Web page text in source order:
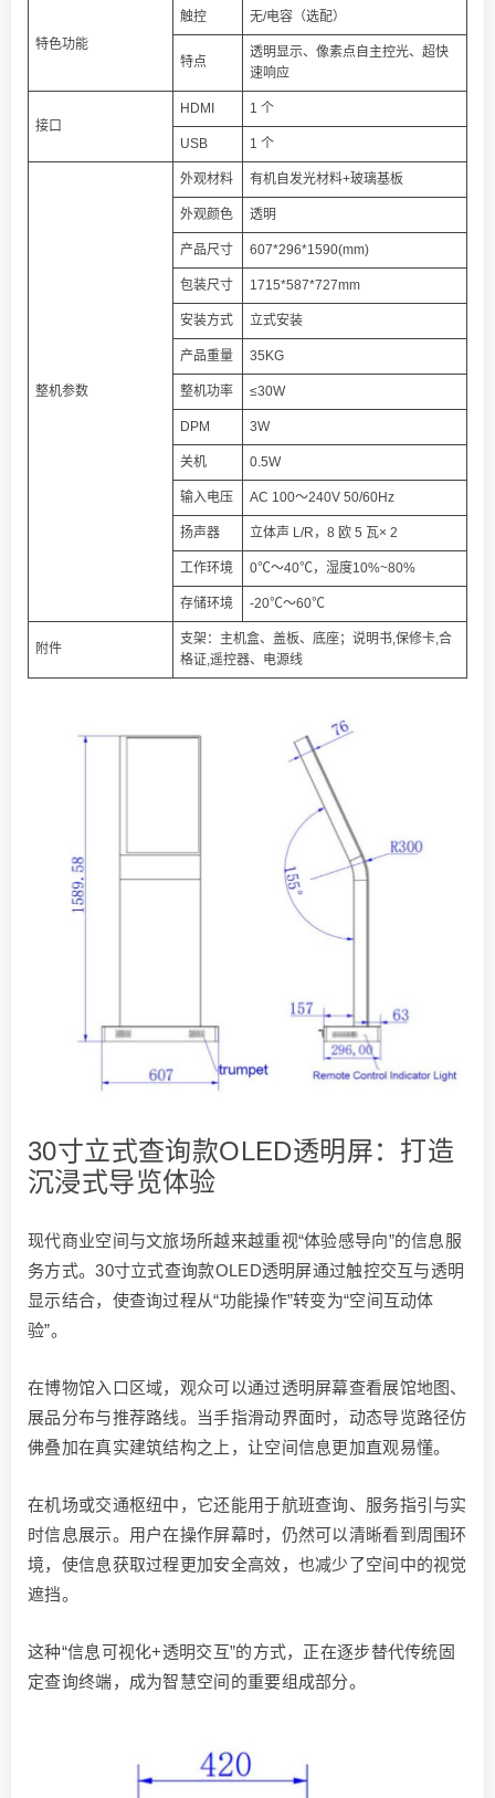
特色功能
触控 无/电容（选配）
特点
透明显示、像素点自主控光、超快
速响应
接口
HDMI 1 个
USB 1 个
整机参数
外观材料 有机自发光材料+玻璃基板
外观颜色 透明
产品尺寸 607*296*1590(mm)
包装尺寸 1715*587*727mm
安装方式 立式安装
产品重量 35KG
整机功率 ≤30W
DPM 3W
关机 0.5W
输入电压 AC 100～240V 50/60Hz
扬声器 立体声 L/R，8 欧 5 瓦× 2
工作环境 0℃～40℃，湿度10%~80%
存储环境 -20℃～60℃
附件
支架：主机盒、盖板、底座；说明书,保修卡,合
格证,遥控器、电源线
30寸立式查询款OLED透明屏：打造
沉浸式导览体验
现代商业空间与文旅场所越来越重视“体验感导向”的信息服
务方式。30寸立式查询款OLED透明屏通过触控交互与透明
显示结合，使查询过程从“功能操作”转变为“空间互动体
验”。
在博物馆入口区域，观众可以通过透明屏幕查看展馆地图、
展品分布与推荐路线。当手指滑动界面时，动态导览路径仿
佛叠加在真实建筑结构之上，让空间信息更加直观易懂。
在机场或交通枢纽中，它还能用于航班查询、服务指引与实
时信息展示。用户在操作屏幕时，仍然可以清晰看到周围环
境，使信息获取过程更加安全高效，也减少了空间中的视觉
遮挡。
这种“信息可视化+透明交互”的方式，正在逐步替代传统固
定查询终端，成为智慧空间的重要组成部分。